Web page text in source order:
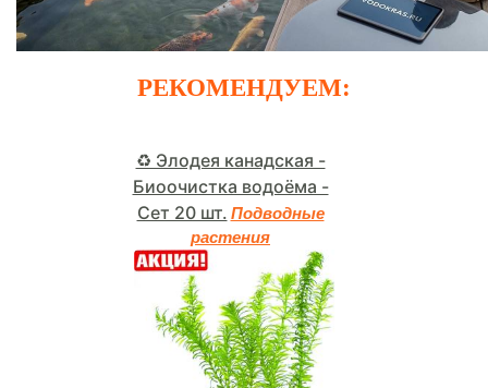
РЕКОМЕНДУЕМ:
♻️ Элодея канадская -
Биоочистка водоёма -
Сет 20 шт. Подводные
растения